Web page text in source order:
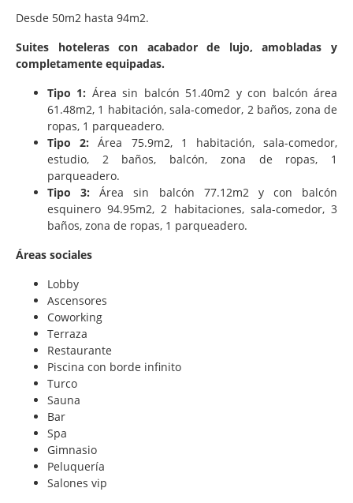
Desde 50m2 hasta 94m2.
Suites hoteleras con acabador de lujo, amobladas y
completamente equipadas.
Tipo 1: Área sin balcón 51.40m2 y con balcón área
61.48m2, 1 habitación, sala-comedor, 2 baños, zona de
ropas, 1 parqueadero.
Tipo 2: Área 75.9m2, 1 habitación, sala-comedor,
estudio, 2 baños, balcón, zona de ropas, 1
parqueadero.
Tipo 3: Área sin balcón 77.12m2 y con balcón
esquinero 94.95m2, 2 habitaciones, sala-comedor, 3
baños, zona de ropas, 1 parqueadero.
Áreas sociales
Lobby
Ascensores
Coworking
Terraza
Restaurante
Piscina con borde infinito
Turco
Sauna
Bar
Spa
Gimnasio
Peluquería
Salones vip